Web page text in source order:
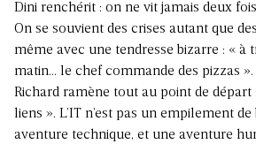
Dini renchérit : on ne vit jamais deux
On se souvient des crises autant que
même avec une tendresse bizarre : « à
matin… le chef commande des pizzas
Richard ramène tout au point de départ
liens ». L’IT n’est pas un empilement
aventure technique, et une aventure